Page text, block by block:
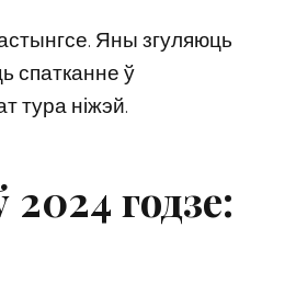
Яны згуляюць
спатканне ў
тура ніжэй.
годзе: